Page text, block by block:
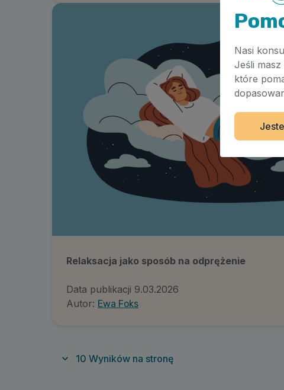
Relaksacja jako sposób na odprężenie
Data publikacji 9.03.2026
Autor: Ewa Foks
10 Wyników na stronę
Nasi
Jeśli
które